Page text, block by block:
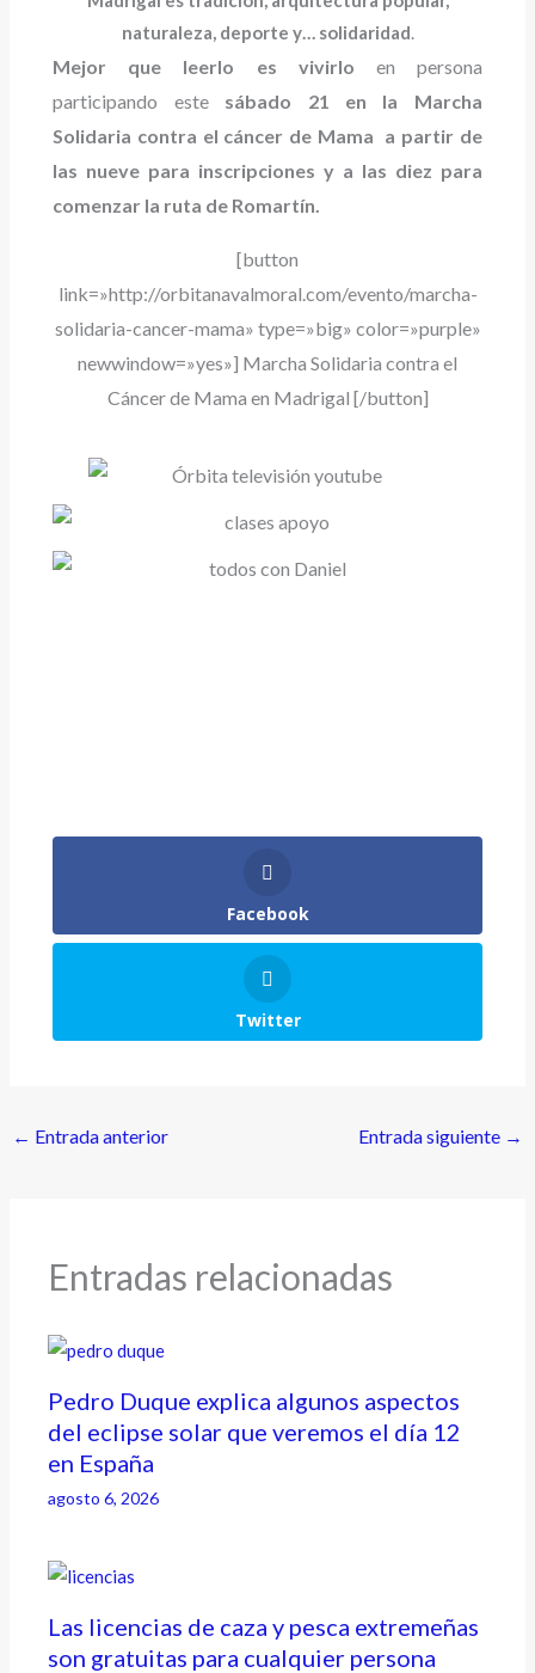
naturaleza, deporte y… solidaridad.
Mejor que leerlo es vivirlo en persona
participando este sábado 21 en la Marcha
Solidaria contra el cáncer de Mama a partir de
las nueve para inscripciones y a las diez para
comenzar la ruta de Romartín.
[button
link=»http://orbitanavalmoral.com/evento/marcha-
solidaria-cancer-mama» type=»big» color=»purple»
newwindow=»yes»] Marcha Solidaria contra el
Cáncer de Mama en Madrigal [/button]
Facebook
Twitter
← Entrada anterior Entrada siguiente →
Entradas relacionadas
Pedro Duque explica algunos aspectos
del eclipse solar que veremos el día 12
en España
agosto 6, 2026
Las licencias de caza y pesca extremeñas
son gratuitas para cualquier persona